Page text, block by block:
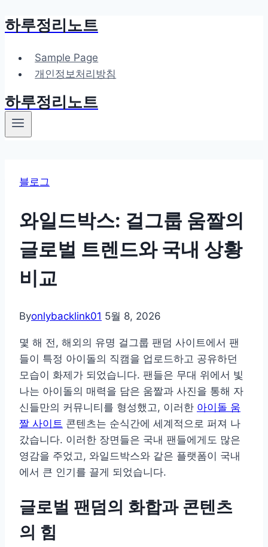
Skip
content
하루정리노트
Sample Page
개인정보처리방침
하루정리노트
블로그
와일드박스: 걸그룹 움짤의
글로벌 트렌드와 국내 상황
비교
Byonlybacklink01 5월 8, 2026
몇 해 전, 해외의 유명 걸그룹 팬덤 사이트에서 팬
들이 특정 아이돌의 직캠을 업로드하고 공유하던
모습이 화제가 되었습니다. 팬들은 무대 위에서 빛
나는 아이돌의 매력을 담은 움짤과 사진을 통해 자
신들만의 커뮤니티를 형성했고, 이러한 아이돌 움
짤 사이트 콘텐츠는 순식간에 세계적으로 퍼져 나
갔습니다. 이러한 장면들은 국내 팬들에게도 많은
영감을 주었고, 와일드박스와 같은 플랫폼이 국내
에서 큰 인기를 끌게 되었습니다.
글로벌 팬덤의 화합과 콘텐츠
의 힘